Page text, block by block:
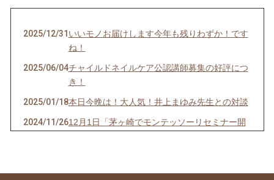
2025/12/31 いいモノお届けします今年も残りわずか！です
ね！
2025/06/04チャイルドネイルケア公認講師募集の好評につ
き！
2025/01/18本日今晩は！大人気！井上まゆみ先生との対談
2024/11/2612月1日「茅ヶ崎でモンテッソーリセミナー開